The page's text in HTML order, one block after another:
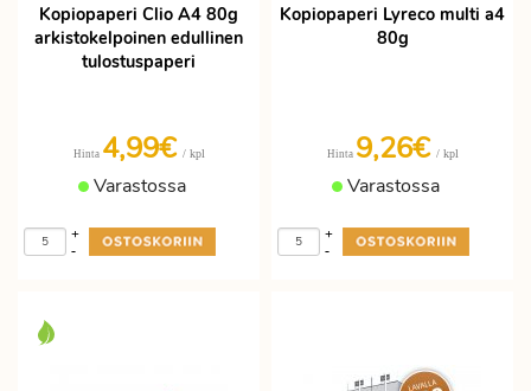
Kopiopaperi Clio A4 80g
arkistokelpoinen edullinen
tulostuspaperi
Hinta 4,99€ / kpl
Varastossa
-
+
Kopiopaperi Lyreco multi a4
80g
Hinta 9,26€ / kpl
Varastossa
-
+